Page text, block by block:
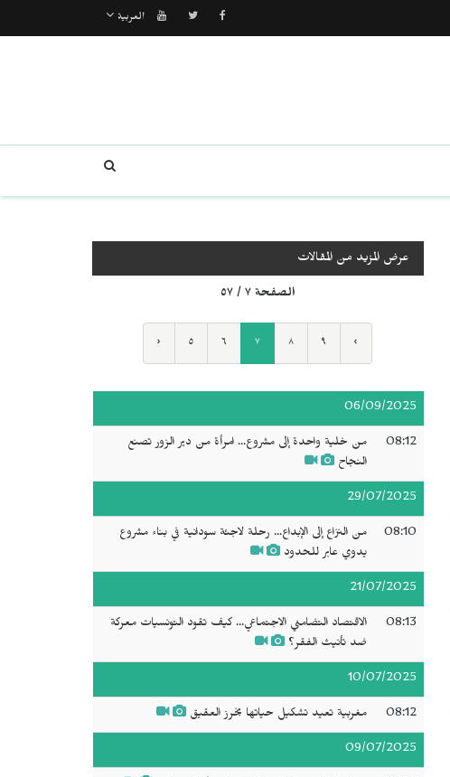
العربية
عرض المزيد من المقالات
الصفحة ٧ / ٥٧
‹ ٥ ٦ ٧ ٨ ٩ ›
06/09/2025
08:12
من خلية واحدة إلى مشروع... امرأة من دير الزور تصنع
النجاح
29/07/2025
08:10
من النزاع إلى الإبداع... رحلة لاجئة سودانية في بناء مشروع
يدوي عابر للحدود
21/07/2025
08:13
الاقتصاد التضامني الاجتماعي... كيف تقود التونسيات معركة
ضد تأنيث الفقر؟
10/07/2025
08:12 مغربية تعيد تشكيل حياتها بخرز العقيق
09/07/2025